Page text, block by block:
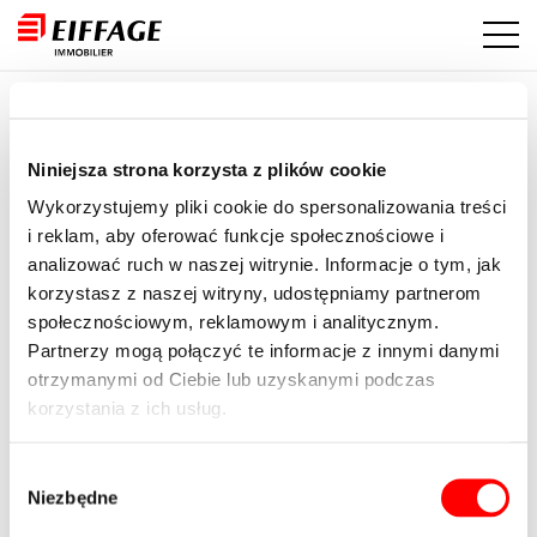
Niniejsza strona korzysta z plików cookie
Wykorzystujemy pliki cookie do spersonalizowania treści
i reklam, aby oferować funkcje społecznościowe i
analizować ruch w naszej witrynie. Informacje o tym, jak
korzystasz z naszej witryny, udostępniamy partnerom
społecznościowym, reklamowym i analitycznym.
Partnerzy mogą połączyć te informacje z innymi danymi
otrzymanymi od Ciebie lub uzyskanymi podczas
korzystania z ich usług.
zgody
Niezbędne
ul. Domaniewska 28
02-672 Warszawa
tel:+48 22 566 49 00
e-mail:warszawa@eiffage.com
Oferta mieszkań
Zajezdnia
Kierbedzia 4